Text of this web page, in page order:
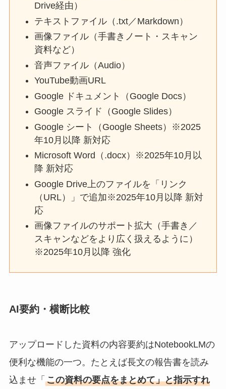
Drive経由）
テキストファイル（.txt／Markdown）
画像ファイル（手書きノート・スキャン
資料など）
音声ファイル（Audio）
YouTube動画URL
Google ドキュメント（Google Docs）
Google スライド（Google Slides）
Google シート（Google Sheets）※2025
年10月以降 新対応
Microsoft Word（.docx）※2025年10月以
降 新対応
Google Drive上のファイルを「リンク
（URL）」で追加※2025年10月以降 新対
応
画像ファイルのサポート拡大（手書き／
スキャンなどをより広く扱えるように）
※2025年10月以降 強化
AI要約・横断比較
アップロードした資料の内容要約はNotebookLMの
便利な機能の一つ。たとえば長文の報告書を読み
込ませ「 この資料の要点をまとめて」と指示すれ